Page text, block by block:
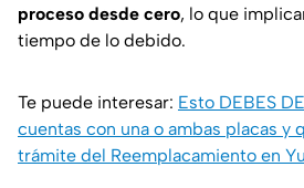
proceso desde cero, lo que
tiempo de lo debido.
Te puede interesar: Esto DEBES
cuentas con una o ambas placas y
trámite del Reemplacamiento en